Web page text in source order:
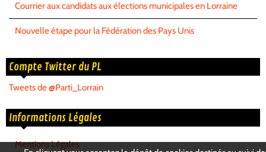
Courrier aux candidats aux élections municipales en Lorraine
Nouvelle étape pour la Fédération des Pays Unis
Compte Twitter du PL
Tweets de @Parti_Lorrain
Informations Légales
Mentions Légales